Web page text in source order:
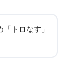
トロなす」